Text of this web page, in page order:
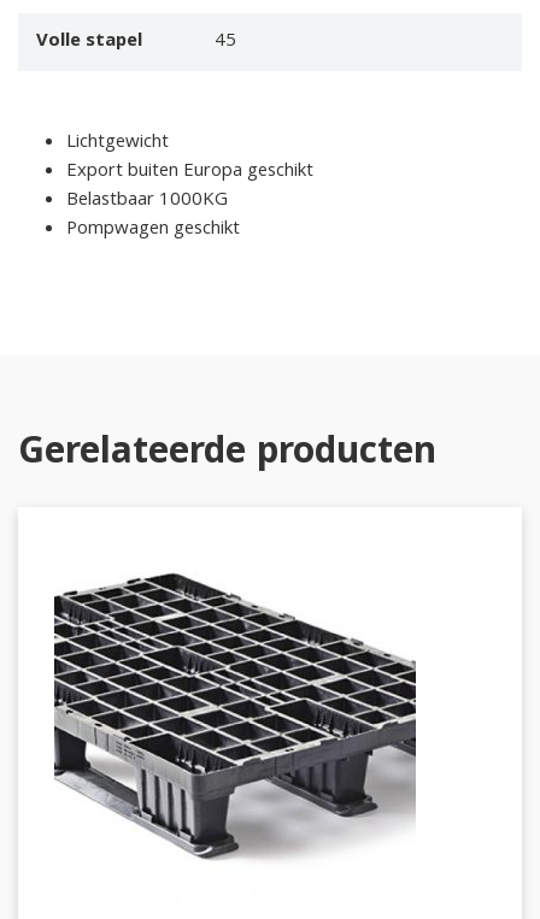
Volle stapel
45
Lichtgewicht
Export buiten Europa geschikt
Belastbaar 1000KG
Pompwagen geschikt
Gerelateerde producten